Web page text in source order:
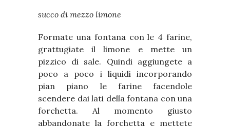
succo di mezzo limone
Formate una fontana con le 4 farine,
grattugiate il limone e mette un
pizzico di sale. Quindi aggiungete a
poco a poco i liquidi incorporando
pian piano le farine facendole
scendere dai lati della fontana con una
forchetta. Al momento giusto
abbandonate la forchetta e mettete